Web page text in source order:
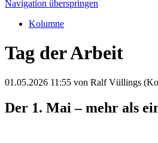
Navigation überspringen
Kolumne
Tag der Arbeit
01.05.2026 11:55 von Ralf Vüllings
Der 1. Mai – mehr als